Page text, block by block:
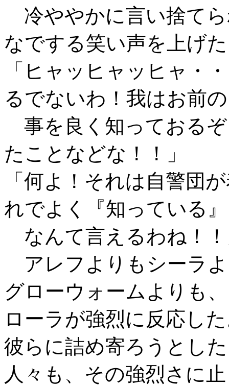
冷ややかに言い捨て
なでする笑い声を上げ
「ヒャッヒャッヒャ・
るでないわ！我はお前の
事を良く知っておる
たことなどな！！」
「何よ！それは自警団
れでよく『知っている』
なんて言えるわね！
アレフよりもシーラ
グローウォームよりも、
ローラが強烈に反応し
彼らに詰め寄ろうとした
人々も、その強烈さに